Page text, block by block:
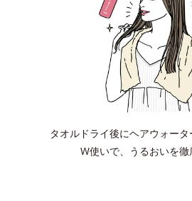
タオルドライ後にヘアウォー
W使いで、うるおいを徹